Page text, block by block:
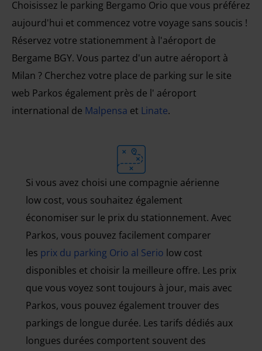
Choisissez le parking Bergamo Orio que vous préférez
aujourd'hui et commencez votre voyage sans soucis !
Réservez votre stationemment à l'aéroport de
Bergame BGY. Vous partez d'un autre aéroport à
Milan ? Cherchez votre place de parking sur le site
web Parkos également près de l' aéroport
international de Malpensa et Linate.
Si vous avez choisi une compagnie aérienne
low cost, vous souhaitez également
économiser sur le prix du stationnement. Avec
Parkos, vous pouvez facilement comparer
les prix du parking Orio al Serio low cost
disponibles et choisir la meilleure offre. Les prix
que vous voyez sont toujours à jour, mais avec
Parkos, vous pouvez également trouver des
parkings de longue durée. Les tarifs dédiés aux
longues durées comportent souvent des